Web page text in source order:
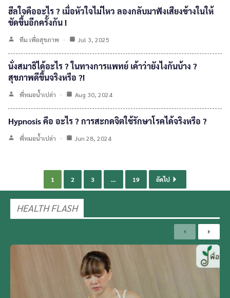
ฮีลใจคืออะไร ? เมื่อหัวใจไม่ไหว ลองกลับมาฟังเสียงข้างในให้
ชัดขึ้นอีกครั้งกัน !
ทีม เพื่อสุขภาพ Jul 3, 2025
นั่งสมาธิได้อะไร ? ในทางการแพทย์ เค้าว่ายังไงกันบ้าง ?
สุขภาพดีขึ้นจริงหรือ ?!
พี่หมอน้ำเปล่า Aug 30, 2024
Hypnosis คือ อะไร ? การสะกดจิตใช้รักษาโรคได้จริงหรือ ?
พี่หมอน้ำเปล่า Jun 28, 2024
1 2 3 … 19 ถัดไป
HEALTH FLASH
PreviousNext